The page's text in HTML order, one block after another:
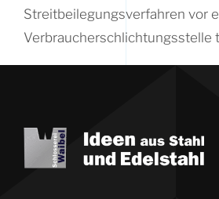
Streitbeilegungsverfahren vor
Verbraucherschlichtungsstelle